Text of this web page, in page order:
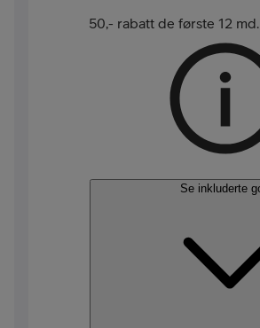
50,- rabatt de første 12 md.